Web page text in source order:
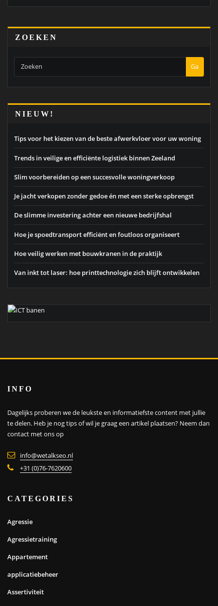
ZOEKEN
Ga
NIEUW!
Tips voor het kiezen van de beste afwerkvloer voor uw woning
Trends in veilige en efficiënte logistiek binnen Zeeland
Slim voorbereiden op een succesvolle woningverkoop
Je jacht verkopen zonder gedoe én met een sterke opbrengst
De slimme investering achter een nieuwe bedrijfshal
Hoe je spoedtransport efficiënt en foutloos organiseert
Hoe veilig werken met bouwkranen in de praktijk
Van inkt tot laser: hoe printtechnologie zich blijft ontwikkelen
INFO
Dagelijks proberen we de leukste en informatiefste content met jullie
te delen. Heb je nog tips of wil je graag een artikel plaatsen? Neem dan
contact met ons op
info@wetalkseo.nl
+31 (0)76-7620600
CATEGORIES
Agressie
Agressietraining
Appartement
applicatiebeheer
Assertiviteit